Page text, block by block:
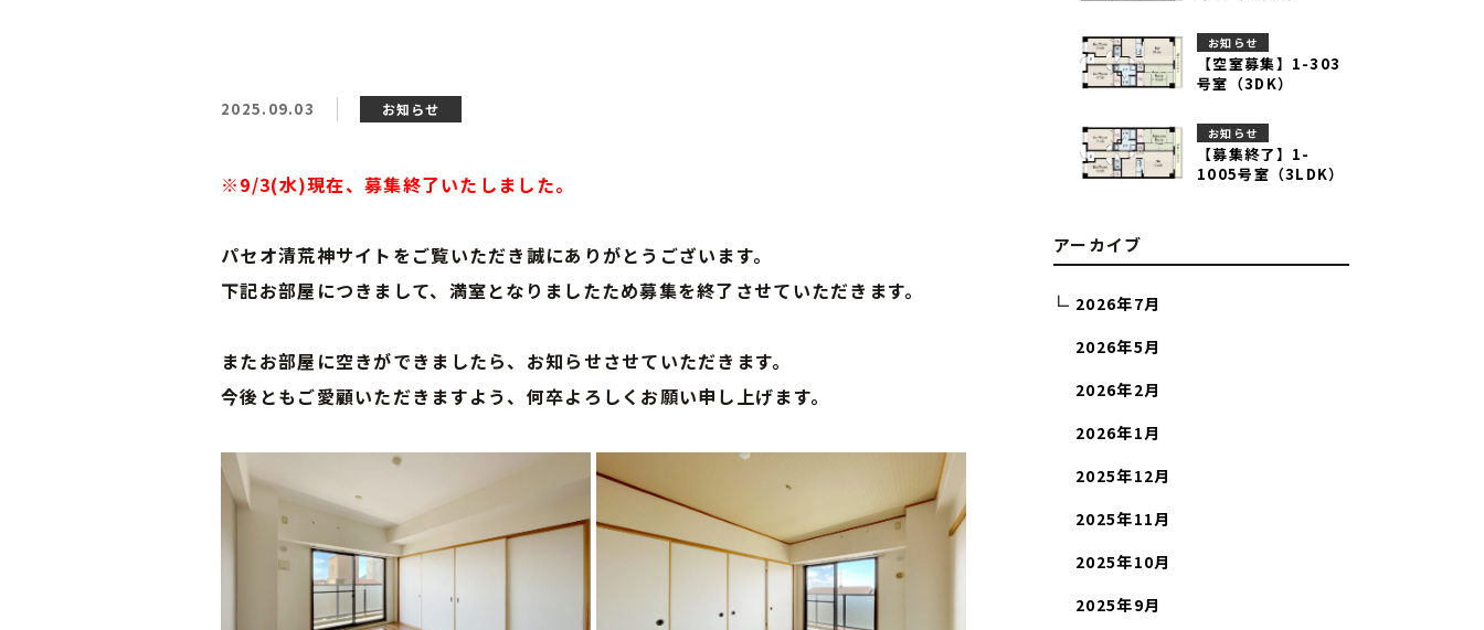
2025.09.03 お知らせ
※9/3(水)現在、募集終了いたしました。
パセオ清荒神サイトをご覧いただき誠にありがとうございます。
下記お部屋につきまして、満室となりましたため募集を終了させていただきます。
またお部屋に空きができましたら、お知らせさせていただきます。
今後ともご愛顧いただきますよう、何卒よろしくお願い申し上げます。
お知らせ
【空室募集】1-303
号室（3DK）
お知らせ
【募集終了】1-
1005号室（3LDK）
アーカイブ
2026年7月
2026年5月
2026年2月
2026年1月
2025年12月
2025年11月
2025年10月
2025年9月